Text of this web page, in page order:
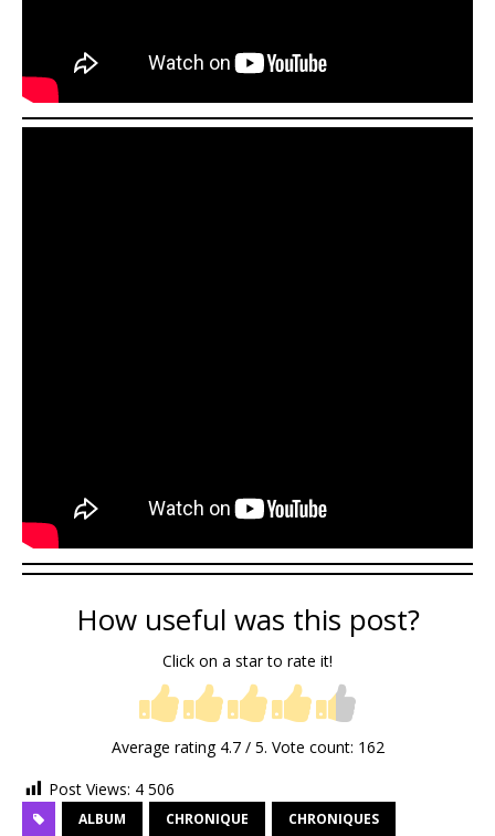
How useful was this post?
Click on a star to rate it!
Average rating 4.7/ 5. Vote count: 162
Post Views: 4 506
ALBUM CHRONIQUE CHRONIQUES